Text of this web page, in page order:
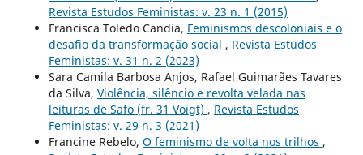
Revista Estudos Feministas: v. 23 n. 1 (2015)
Francisca Toledo Candia, Feminismos descoloniais e o
desafio da transformação social , Revista Estudos
Feministas: v. 31 n. 2 (2023)
Sara Camila Barbosa Anjos, Rafael Guimarães Tavares
da Silva, Violência, silêncio e revolta velada nas
leituras de Safo (fr. 31 Voigt) , Revista Estudos
Feministas: v. 29 n. 3 (2021)
Francine Rebelo, O feminismo de volta nos trilhos ,